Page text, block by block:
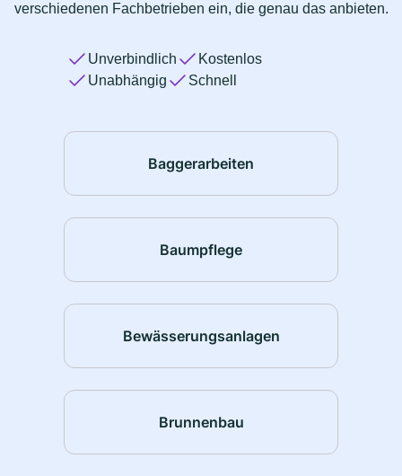
verschiedenen Fachbetrieben ein, die genau das anbieten.
Unverbindlich
Kostenlos
Unabhängig
Schnell
Baggerarbeiten
Baumpflege
Bewässerungsanlagen
Brunnenbau